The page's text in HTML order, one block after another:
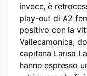
invece, è
play-out di A2
positivo con la
Vallecamonica,
capitana Larisa
hanno espresso